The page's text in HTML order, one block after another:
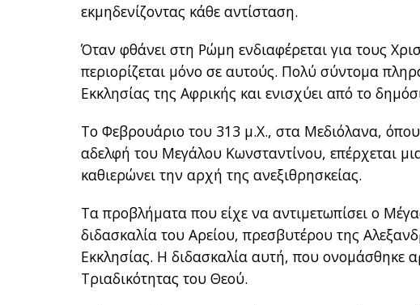
εκμηδενίζοντας κάθε αντίσταση.
Όταν φθάνει στη Ρώμη ενδιαφέρεται για τους
περιορίζεται μόνο σε αυτούς. Πολύ σύντομα
Εκκλησίας της Αφρικής και ενισχύει από το
Το Φεβρουάριο του 313 μ.Χ., στα Μεδιόλανα, όπου
αδελφή του Μεγάλου Κωνσταντίνου, επέρχεται
καθιερώνει την αρχή της ανεξιθρησκείας.
Τα προβλήματα που είχε να αντιμετωπίσει ο
διδασκαλία του Αρείου, πρεσβυτέρου της
Εκκλησίας. Η διδασκαλία αυτή, που ονομάσθηκε
Τριαδικότητας του Θεού.